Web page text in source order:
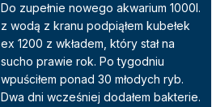
Do zupełnie nowego akwarium 1000l.
z wodą z kranu podpiąłem kubełek
ex 1200 z wkładem, który stał na
sucho prawie rok. Po tygodniu
wpuściłem ponad 30 młodych ryb.
Dwa dni wcześniej dodałem bakterie.